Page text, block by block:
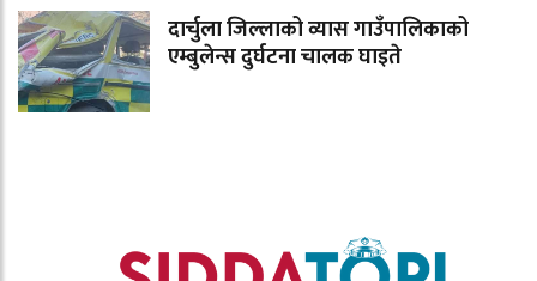
दार्चुला जिल्लाको व्यास गाउँपालिकाको
एम्बुलेन्स दुर्घटना चालक घाइते